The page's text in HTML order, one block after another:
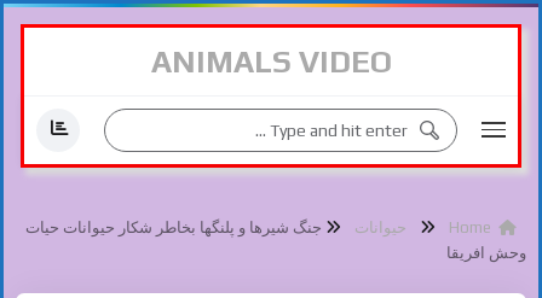
ANIMALS VIDEO
حیوانات
جنگ شیرها و پلنگها بخاطر شکار حیوانات حیات
وحش افریقا